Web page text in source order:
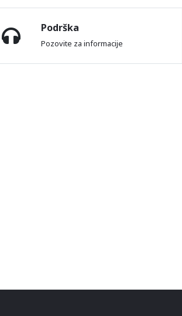
Podrška
Pozovite za informacije